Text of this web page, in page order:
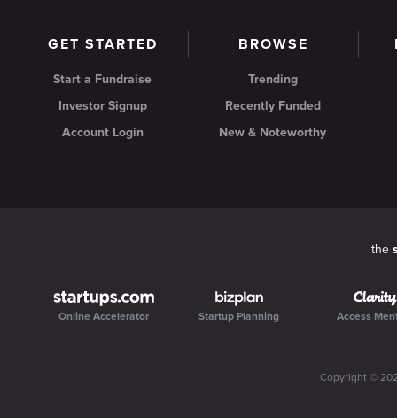
GET STARTED
Start a Fundraise
Investor Signup
Account Login
BROWSE
Trending
Recently Funded
New & Noteworthy
the
Online Accelerator Startup Planning Access
Copyright ©